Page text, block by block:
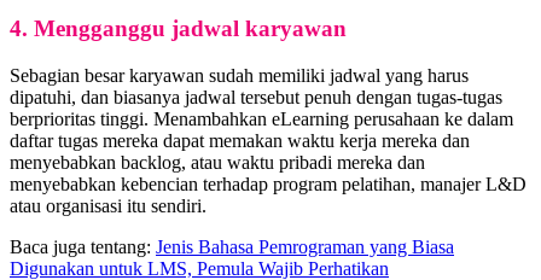
4. Mengganggu jadwal karyawan
Sebagian besar karyawan sudah memiliki jadwal yang harus
dipatuhi, dan biasanya jadwal tersebut penuh dengan tugas-tugas
berprioritas tinggi. Menambahkan eLearning perusahaan ke dalam
daftar tugas mereka dapat memakan waktu kerja mereka dan
menyebabkan backlog, atau waktu pribadi mereka dan
menyebabkan kebencian terhadap program pelatihan, manajer L&D
atau organisasi itu sendiri.
Baca juga tentang: Jenis Bahasa Pemrograman yang Biasa
Digunakan untuk LMS, Pemula Wajib Perhatikan